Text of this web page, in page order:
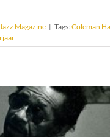
Magazine | Tags:Coleman